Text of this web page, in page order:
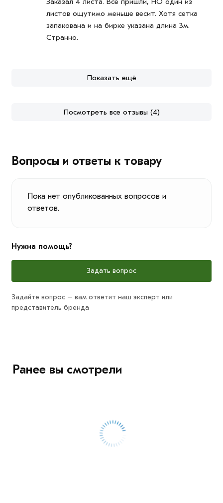
листов ощутимо меньше весит. Хотя сетка
запакована и на бирке указана длина 3м.
Странно.
Показать ещё
Посмотреть все отзывы (4)
Вопросы и ответы к товару
Пока нет опубликованных вопросов и
ответов.
Нужна помощь?
Задать вопрос
Задайте вопрос – вам ответит наш эксперт или
представитель бренда
Ранее вы смотрели